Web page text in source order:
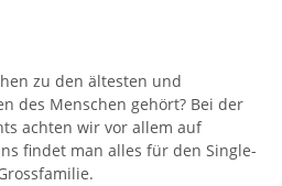
zu den ältesten und
des Menschen gehört? Bei der
achten wir vor allem auf
findet man alles für den Single-